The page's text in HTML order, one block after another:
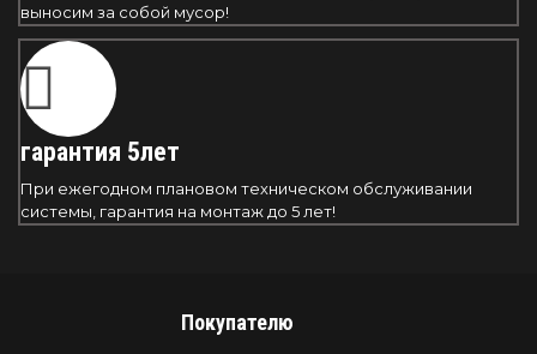
выносим за собой мусор!
гарантия 5лет
При ежегодном плановом техническом обслуживании
системы, гарантия на монтаж до 5 лет!
Покупателю